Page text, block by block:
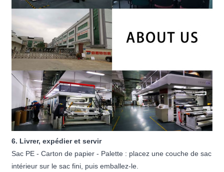
6. Livrer, expédier et servir
Sac PE - Carton de papier - Palette : placez une couche de sac
intérieur sur le sac fini, puis emballez-le.